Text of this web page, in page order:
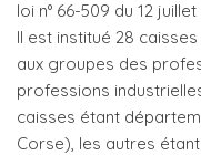
loi n° 66-509 du 12
Il est institué 28
aux groupes des
professions
caisses étant
Corse), les autres